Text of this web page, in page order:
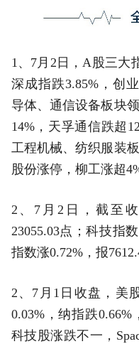
1、7月2日，A股三大
深成指跌3.85%，创
导体、通信设备板块
14%，天孚通信跌超
工程机械、纺织服装
股份涨停，柳工涨超
2、7月2日，截至
23055.03点；科技指
指数涨0.72%，报
2、7月1日收盘，美
0.03%，纳指跌
科技股涨跌不一，